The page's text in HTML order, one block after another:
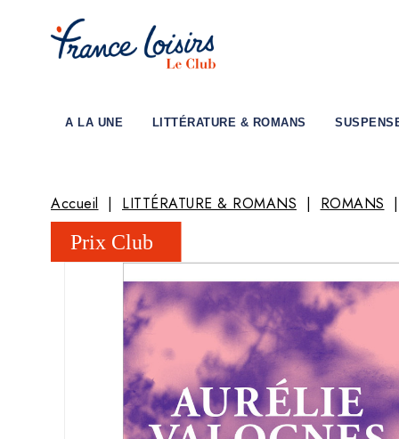
A LA UNE LITTÉRATURE & ROMANS
Accueil LITTÉRATURE & ROMANS ROMANS